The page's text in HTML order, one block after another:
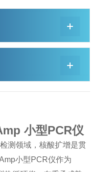
小型PCR仪
测领域，核酸扩增是贯
小型PCR仪作为